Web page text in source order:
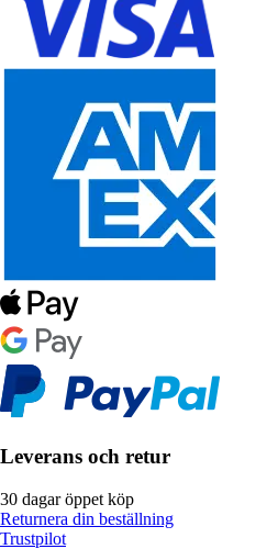
Leverans och retur
30 dagar öppet köp
Returnera din beställning
Trustpilot